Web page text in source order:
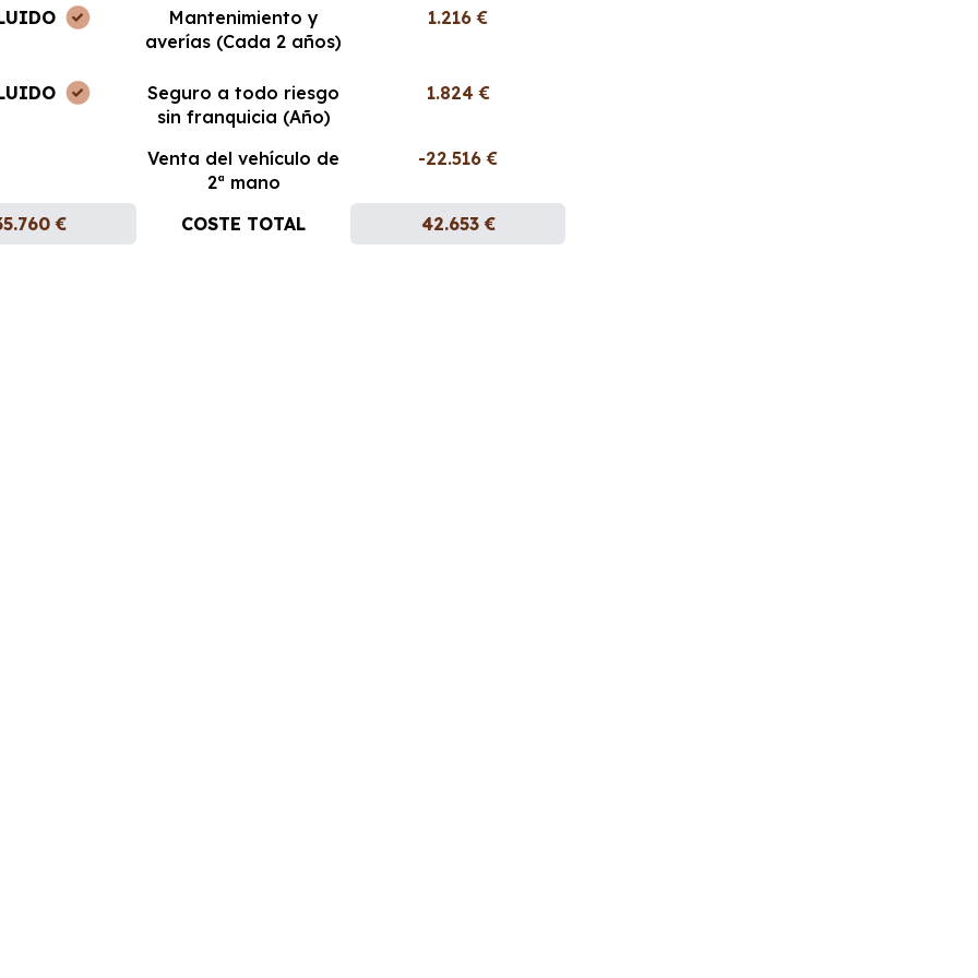
Mantenimiento y
averías (Cada 2 años)
1.216 €
Seguro a todo riesgo
sin franquicia (Año)
1.824 €
Venta del vehículo de
2ª mano
-22.516 €
€ COSTE TOTAL 42.653 €